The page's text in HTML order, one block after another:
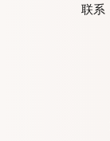
联系